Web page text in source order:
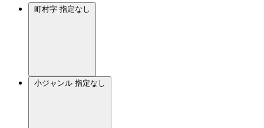
町村字 指定なし
小ジャンル 指定なし